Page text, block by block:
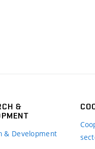
&
& Development